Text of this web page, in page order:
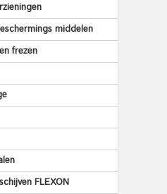
middelen
frezen
FLEXON